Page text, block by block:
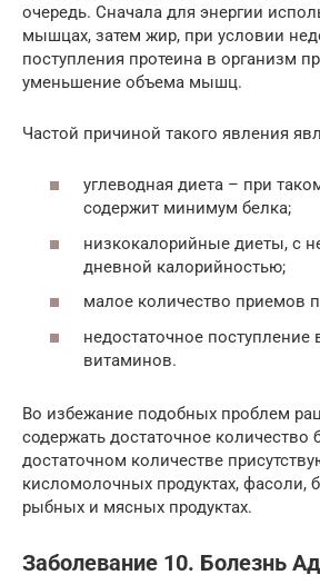
очередь. Сначала для энергии
мышцах, затем жир, при условии
поступления протеина в организм
уменьшение объема мышц.
Частой причиной такого явления
углеводная диета – при
содержит минимум белка;
низкокалорийные диеты, с
дневной калорийностью;
малое количество приемов
недостаточное поступление
витаминов.
Во избежание подобных проблем
содержать достаточное количество
достаточном количестве
кисломолочных продуктах, фасоли,
рыбных и мясных продуктах.
Заболевание 10. Болезнь